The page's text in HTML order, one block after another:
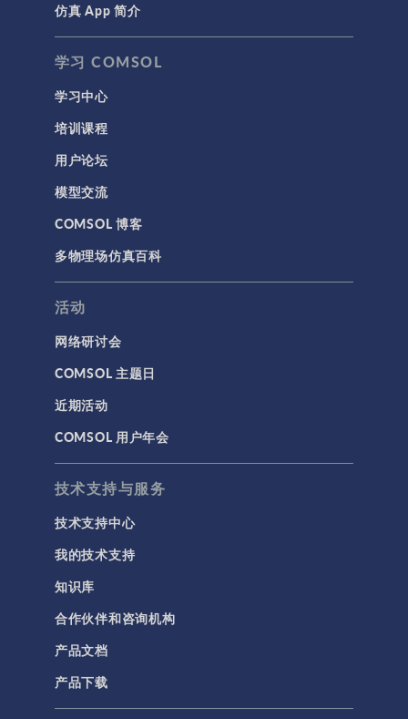
仿真 App 简介
学习 COMSOL
学习中心
培训课程
用户论坛
模型交流
COMSOL 博客
多物理场仿真百科
活动
网络研讨会
COMSOL 主题日
近期活动
COMSOL 用户年会
技术支持与服务
技术支持中心
我的技术支持
知识库
合作伙伴和咨询机构
产品文档
产品下载